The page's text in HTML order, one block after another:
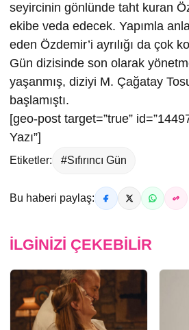
seyircinin gönlünde taht kuran
ekibe veda edecek. Yapımla
eden Özdemir’i ayrılığı da çok
Gün dizisinde son olarak
yaşanmış, diziyi M. Çağatay
başlamıştı.
[geo-post target=”true”
Yazı”]
Etiketler: #Sıfırıncı Gün
Bu haberi paylaş:
İLGINIZI ÇEKEBILIR